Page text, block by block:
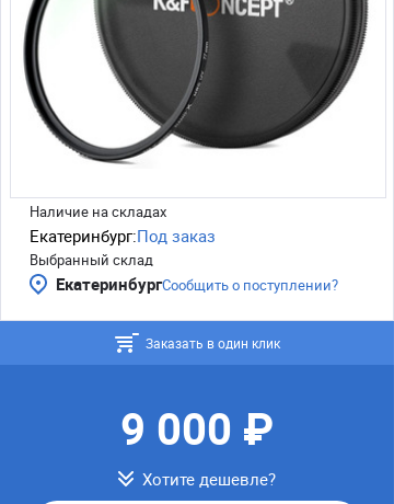
Наличие на складах
Екатеринбург:Под заказ
Выбранный склад
ЕкатеринбургСообщить о поступлении?
Заказать в один клик
9 000 ₽
Хотите дешевле?